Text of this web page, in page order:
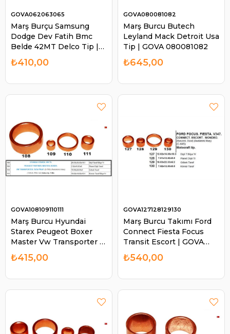
Marş Burçu Samsung
Dodge Dev Fatih Bmc
Belde 42MT Delco Tip |
GOVA 062063065
GOVA062063065
₺410,00
Marş Burcu Butech
Leyland Mack Detroit Usa
Tip | GOVA 080081082
GOVA080081082
₺645,00
Marş Burcu Hyundai
Starex Peugeot Boxer
Master Vw Transporter |
GOVA 108109110111
GOVA108109110111
₺415,00
Marş Burcu Takımı Ford
Connect Fiesta Focus
Transit Escort | GOVA
127128129130
GOVA127128129130
₺540,00